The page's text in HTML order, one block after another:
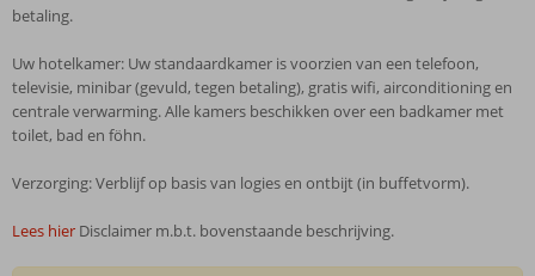
betaling.
Uw hotelkamer: Uw standaardkamer is voorzien van een telefoon,
televisie, minibar (gevuld, tegen betaling), gratis wifi, airconditioning en
centrale verwarming. Alle kamers beschikken over een badkamer met
toilet, bad en föhn.
Verzorging: Verblijf op basis van logies en ontbijt (in buffetvorm).
Lees hier Disclaimer m.b.t. bovenstaande beschrijving.